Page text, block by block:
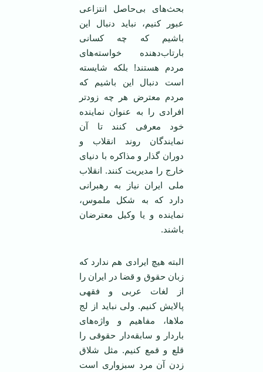
بحث‌های بی‌حاصل انتزاعی
عبور کنیم، نباید دنبال این
باشیم که چه کسانی
بارتاب‌دهنده خواسته‌های
مردم هستند! بلکه شایسته
است دنبال این باشیم که
مردم معترض هر چه زودتر
افرادی را به عنوان نماینده
خود معرفی کنند تا آن
نمایندگان روند انقلاب و
دوران گذار و مذاکره با دنیای
خارج را مدیریت کنند. انقلاب
ملی ایران نیاز به رهبرانی
دارد که به شکل ملموس،
نماینده و یا وکیل معترضان
باشند.
البته هیچ ایرادی هم ندارد که
زبان حقوق و قضا در ایران را
از لغات عربی و فقهی
پالایش کنیم. ولی نباید از لج
ملاها، مفاهیم و واژه‌های
باردار و سابقه‌دار حقوقی را
قلع و قمع کنیم. مثل شلاق
زدن آن مرد سبزواری است